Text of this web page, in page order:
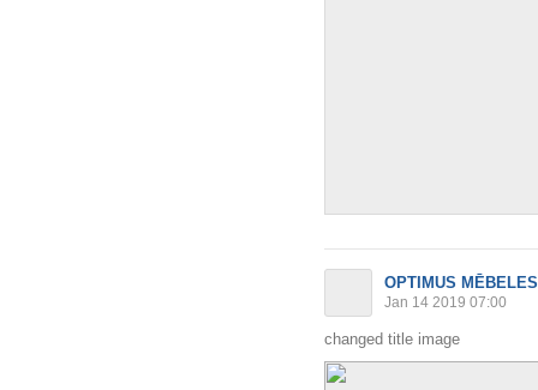
OPTIMUS MĒBELES
Jan 14 2019 07:00
changed title image